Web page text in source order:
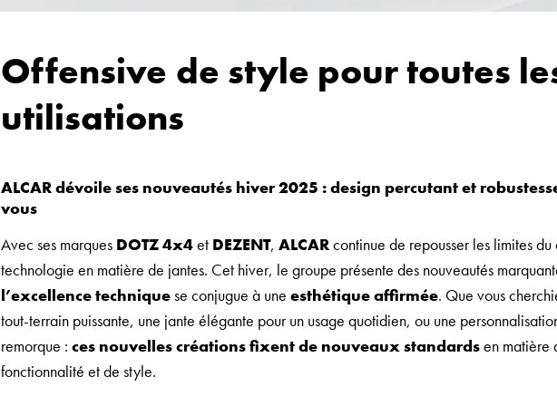
Offensive de style pour toutes
utilisations
ALCAR dévoile ses nouveautés hiver 2025 : design percutant et
vous
Avec ses marques DOTZ 4x4et DEZENT, ALCARcontinue de repousser les limites
technologie en matière de jantes. Cet hiver, le groupe présente des nouveautés
l’excellence techniquese conjugue à une esthétique affirmée. Que vous
tout-terrain puissante, une jante élégante pour un usage quotidien, ou une
remorque : ces nouvelles créations fixent de nouveaux standardsen matière
fonctionnalité et de style.